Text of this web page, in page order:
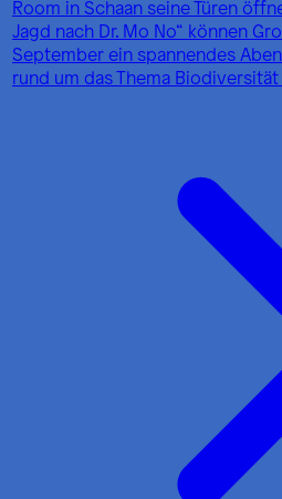
Room in Schaan seine Türen
Jagd nach Dr. Mo No“ können
September ein spannendes
rund um das Thema